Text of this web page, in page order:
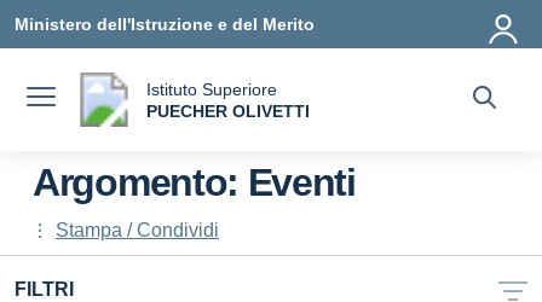
Ministero dell'Istruzione e del Merito
Istituto Superiore
PUECHER OLIVETTI
Argomento: Eventi
Stampa / Condividi
FILTRI